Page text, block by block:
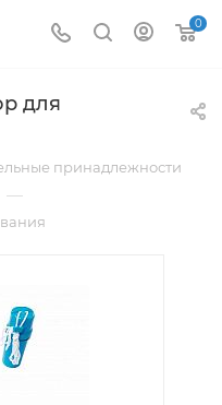
0
для
принадлежности
—